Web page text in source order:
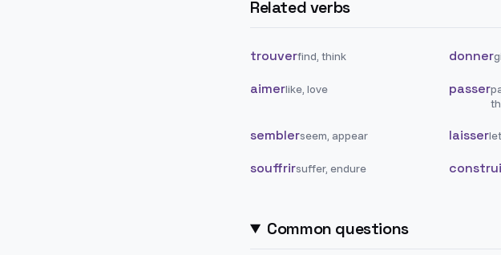
Related verbs
trouverfind, think donner
aimerlike, love passer
semblerseem, appear laisser
souffrirsuffer, endure
Common questions